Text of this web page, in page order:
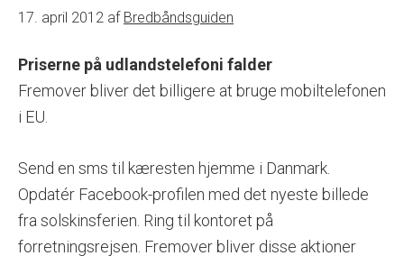
17. april 2012 af Bredbåndsguiden
Priserne på udlandstelefoni falder
Fremover bliver det billigere at bruge mobiltelefonen
i EU.
Send en sms til kæresten hjemme i Danmark.
Opdatér Facebook-profilen med det nyeste billede
fra solskinsferien. Ring til kontoret på
forretningsrejsen. Fremover bliver disse aktioner